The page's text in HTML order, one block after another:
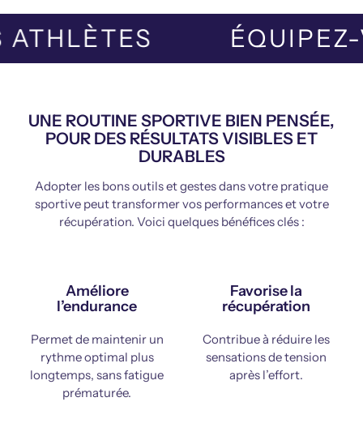
ATHLÈTES
UNE ROUTINE SPORTIVE BIEN PENSÉE,
POUR DES RÉSULTATS VISIBLES ET
DURABLES
Adopter les bons outils et gestes dans votre pratique
sportive peut transformer vos performances et votre
récupération. Voici quelques bénéfices clés :
Améliore
l’endurance
Permet de maintenir un
rythme optimal plus
longtemps, sans fatigue
prématurée.
Favorise la
récupération
Contribue à réduire les
sensations de tension
après l’effort.